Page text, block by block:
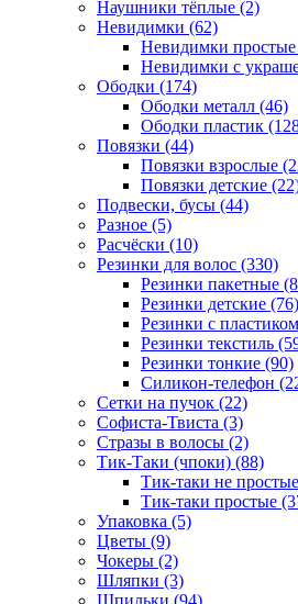
Наушники тёплые (2)
Невидимки (62)
Невидимки простые
Невидимки с
Ободки (174)
Ободки металл (46)
Ободки пластик
Повязки (44)
Повязки взрослые
Повязки детские
Подвески, бусы (44)
Разное (5)
Расчёски (10)
Резинки для волос (330)
Резинки пакетные
Резинки детские (76)
Резинки с
Резинки текстиль
Резинки тонкие (90)
Силикон-телефон
Сетки на пучок (22)
Софиста-Твиста (3)
Стразы в волосы (2)
Тик-Таки (чпоки) (88)
Тик-таки не
Тик-таки простые
Упаковка (5)
Цветы (9)
Чокеры (2)
Шляпки (3)
Шпильки (94)